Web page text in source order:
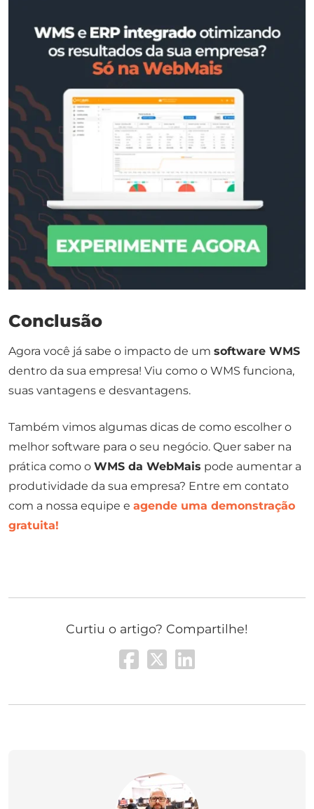
Conclusão
Agora você já sabe o impacto de um software WMS
dentro da sua empresa! Viu como o WMS funciona,
suas vantagens e desvantagens.
Também vimos algumas dicas de como escolher o
melhor software para o seu negócio. Quer saber na
prática como o WMS da WebMais pode aumentar a
produtividade da sua empresa? Entre em contato
com a nossa equipe e agende uma demonstração
gratuita!
Curtiu o artigo? Compartilhe!